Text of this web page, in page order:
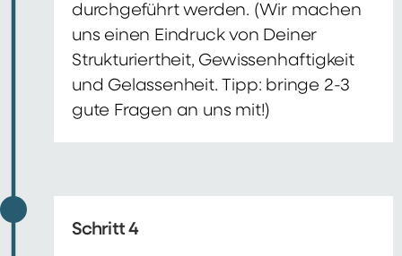
durchgeführt werden. (Wir machen
uns einen Eindruck von Deiner
Strukturiertheit, Gewissenhaftigkeit
und Gelassenheit. Tipp: bringe 2-3
gute Fragen an uns mit!)
Schritt 4